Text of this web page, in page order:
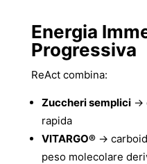
Energia
Progressiva
ReAct combina:
Zuccheri semplici→
rapida
VITARGO®→
peso molecolare